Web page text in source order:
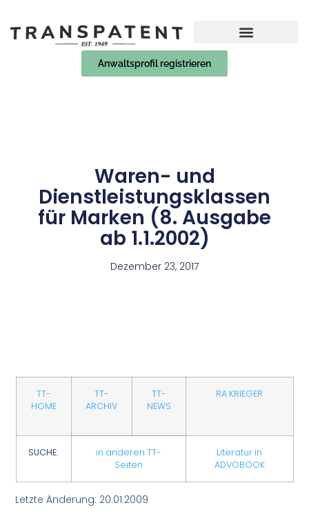
Anwaltsprofil registrieren
Waren- und
Dienstleistungsklassen
für Marken (8. Ausgabe
ab 1.1.2002)
Dezember 23, 2017
TT-
HOME
TT-
ARCHIV
TT-
NEWS
RA KRIEGER
SUCHE:
in anderen TT-
Seiten
Literatur in
ADVOBOOK
Letzte Änderung: 20.01.2009